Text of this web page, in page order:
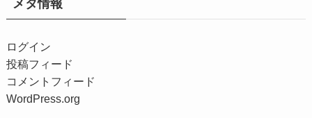
メタ情報
ログイン
投稿フィード
コメントフィード
WordPress.org